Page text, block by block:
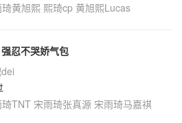
黄旭熙 熙琦cp 黄旭熙Lucas
忍不哭娇气包
琦TNT 宋雨琦张真源 宋雨琦马嘉祺